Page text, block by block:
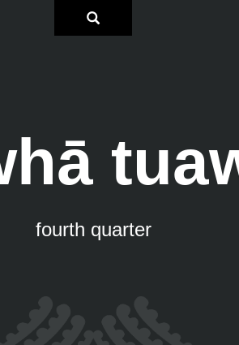
fourth quarter